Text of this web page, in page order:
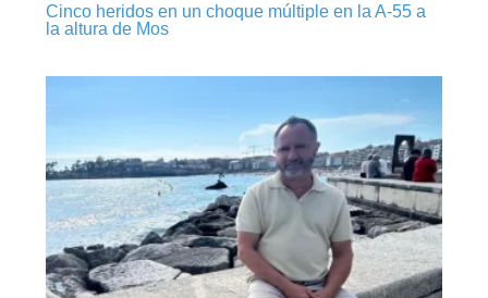
Cinco heridos en un choque múltiple en la A-55 a
la altura de Mos